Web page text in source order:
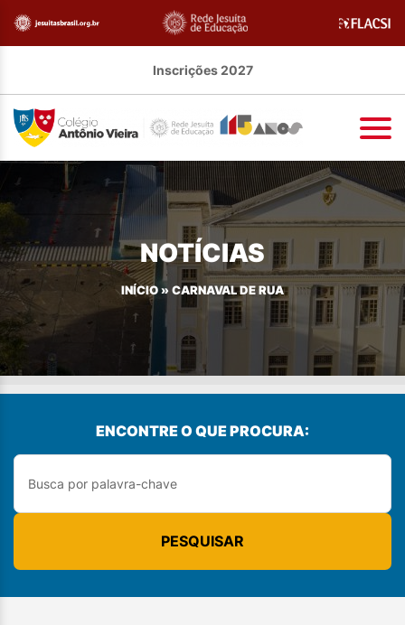
Inscrições 2027
NOTÍCIAS
INÍCIO » CARNAVAL DE RUA
ENCONTRE O QUE PROCURA:
PESQUISAR